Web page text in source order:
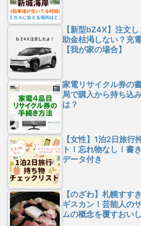
【新型bZ4X】注文
助金枯渇しない？充
【我が家の場合】
家電リサイクル券の
局で購入から持ち込
は？
【女性】1泊2日旅行
ト！忘れ物なし！書
データ付き
【のざわ】札幌すす
ギスカン！芸能人の
ムの概念を覆すおい